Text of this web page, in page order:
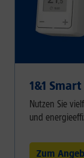
1&1
Nutzen Sie
und
Zum